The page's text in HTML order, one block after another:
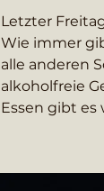
Letzter
Wie immer
alle anderen
alkoholfreie
Essen gibt es